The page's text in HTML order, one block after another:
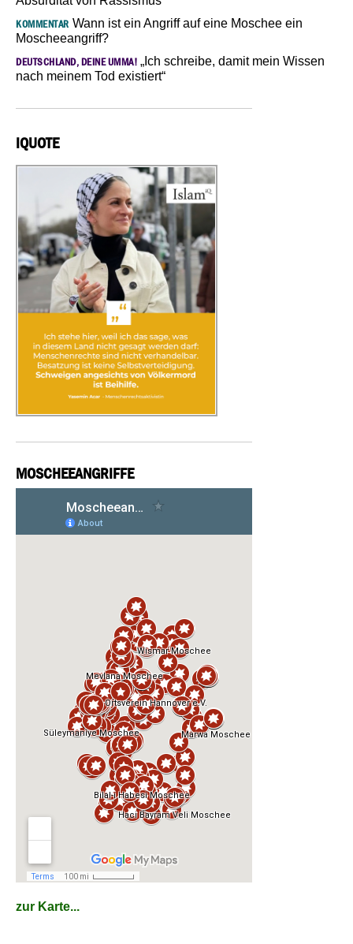
KOMMENTAR Wann ist ein Angriff auf eine Moschee ein
Moscheeangriff?
DEUTSCHLAND, DEINE UMMA! „Ich schreibe, damit mein Wissen
nach meinem Tod existiert“
IQUOTE
MOSCHEEANGRIFFE
zur Karte...